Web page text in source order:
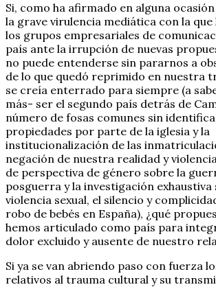
Si, como ha afirmado en alguna
la grave virulencia mediática con la
los grupos empresariales de
país ante la irrupción de nuevas
no puede entenderse sin pararnos a
de lo que quedó reprimido en nuestra
se creía enterrado para siempre (a
más- ser el segundo país detrás de
número de fosas comunes sin
propiedades por parte de la iglesia y la
institucionalización de las
negación de nuestra realidad y
de perspectiva de género sobre la
posguerra y la investigación exhaustiva
violencia sexual, el silencio y
robo de bebés en España), ¿qué
hemos articulado como país para
dolor excluido y ausente de nuestro
Si ya se van abriendo paso con fuerza
relativos al trauma cultural y su